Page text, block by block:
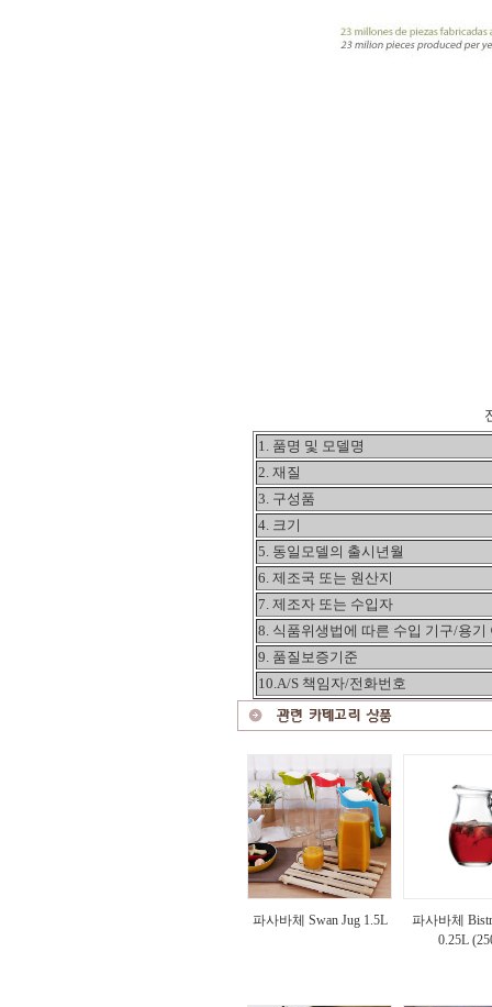
1. 품명 및 모델명
2. 재질
3. 구성품
4. 크기
5. 동일모델의 출시년월
6. 제조국 또는 원산지
7. 제조자 또는 수입자
8. 식품위생법에 따른 수입 기구/용기
9. 품질보증기준
10.A/S 책임자/전화번호
파사바체 Swan Jug 1.5L
파사바체
0.25L